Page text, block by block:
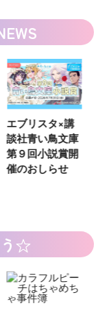
エブリスタ×講
談社青い鳥文庫
第９回小説賞開
催のおしらせ
う☆